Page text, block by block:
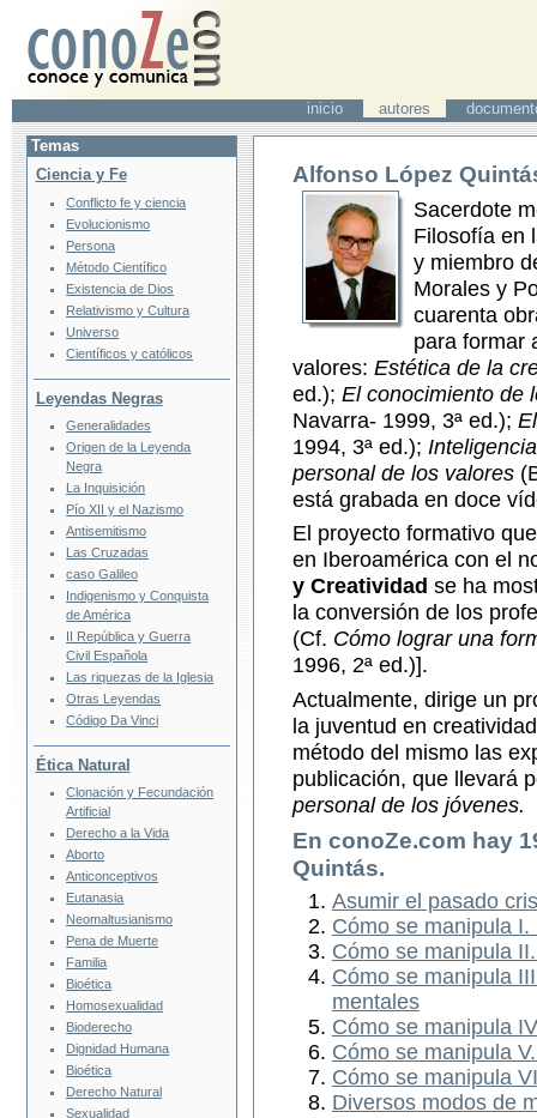
inicio autores
Alfonso López
Sacerdote
Filosofía en
y miembro
Morales y
cuarenta
para formar
valores:Estética de la
ed.);El conocimiento de
Navarra- 1999, 3ª ed.);
1994, 3ª ed.);
personal de los valores
está grabada en doce
El proyecto formativo
en Iberoamérica con el
y Creatividad se ha
la conversión de los
(Cf. Cómo lograr una
1996, 2ª ed.)].
Actualmente, dirige un
la juventud en
método del mismo las
publicación, que llevará
personal de los jóvenes.
En conoZe.com hay
Quintás.
Asumir el pasado
Cómo se manipula
Cómo se manipula
Cómo se manipula
mentales
Cómo se manipula
Cómo se manipula
Cómo se manipula
Diversos modos de
Temas
Ciencia y Fe
Conflicto fe y ciencia
Evolucionismo
Persona
Método Científico
Existencia de Dios
Relativismo y Cultura
Universo
Científicos y católicos
Leyendas Negras
Generalidades
Origen de la Leyenda
Negra
La Inquisición
Pío XII y el Nazismo
Antisemitismo
Las Cruzadas
caso Galileo
Indigenismo y Conquista
de América
II República y Guerra
Civil Española
Las riquezas de la Iglesia
Otras Leyendas
Código Da Vinci
Ética Natural
Clonación y Fecundación
Artificial
Derecho a la Vida
Aborto
Anticonceptivos
Eutanasia
Neomaltusianismo
Pena de Muerte
Familia
Bioética
Homosexualidad
Bioderecho
Dignidad Humana
Bioética
Derecho Natural
Sexualidad